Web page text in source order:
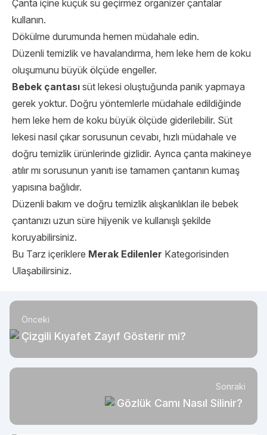
Çanta içine küçük su geçirmez organizer çantalar
kullanın.
Dökülme durumunda hemen müdahale edin.
Düzenli temizlik ve havalandırma, hem leke hem de koku
oluşumunu büyük ölçüde engeller.
Bebek çantası süt lekesi oluştuğunda panik yapmaya
gerek yoktur. Doğru yöntemlerle müdahale edildiğinde
hem leke hem de koku büyük ölçüde giderilebilir. Süt
lekesi nasıl çıkar sorusunun cevabı, hızlı müdahale ve
doğru temizlik ürünlerinde gizlidir. Ayrıca çanta makineye
atılır mı sorusunun yanıtı ise tamamen çantanın kumaş
yapısına bağlıdır.
Düzenli bakım ve doğru temizlik alışkanlıkları ile bebek
çantanızı uzun süre hijyenik ve kullanışlı şekilde
koruyabilirsiniz.
Bu Tarz içeriklere Merak Edilenler Kategorisinden
Ulaşabilirsiniz.
Önceki
Çizgili Kıyafet Zayıf Gösterir mi?
Sonraki
Gözlük Camı Nasıl Silinir?